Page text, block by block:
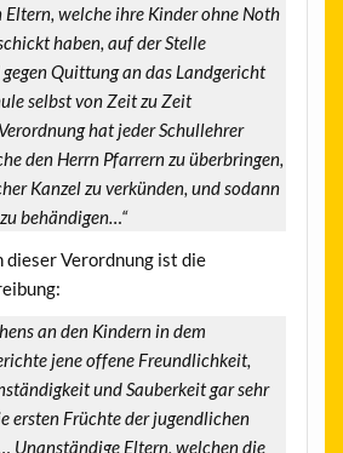
Eltern, welche ihre Kinder ohne Noth
haben, auf der Stelle
Quittung an das Landgericht
selbst von Zeit zu Zeit
hat jeder Schullehrer
den Herrn Pfarrern zu überbringen,
Kanzel zu verkünden, und sodann
behändigen…“
Verordnung ist die
an den Kindern in dem
jene offene Freundlichkeit,
und Sauberkeit gar sehr
ersten Früchte der jugendlichen
Unanständige Eltern, welchen die